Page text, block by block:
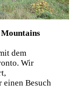
dem
Wir
einen Besuch